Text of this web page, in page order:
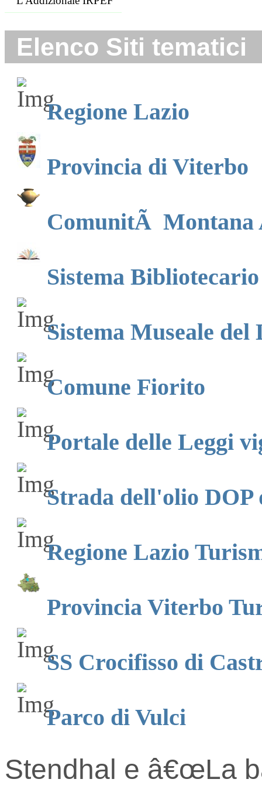
Elenco Siti tematici
Regione Lazio
Provincia di Viterbo
ComunitÃ Montana
Sistema
Sistema Museale del
Comune Fiorito
Portale delle Leggi
Strada dell'olio DOP
Regione Lazio
Provincia Viterbo
SS Crocifisso di
Parco di Vulci
Stendhal e â€œLa